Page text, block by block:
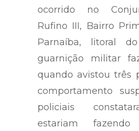
ocorrido no
Rufino III, Bairro
Parnaíba, litoral
guarnição militar
quando avistou três
comportamento
policiais
estariam